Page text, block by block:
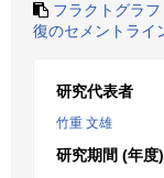
フラクトグラ
復のセメントライ
研究代表者
竹重 文雄
研究期間 (年度)